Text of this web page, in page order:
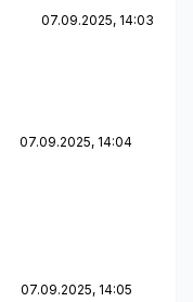
07.09.2025, 14:03
07.09.2025, 14:04
07.09.2025, 14:05